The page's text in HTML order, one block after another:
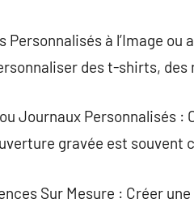
Personnalisés à l’Image ou
des t-shirts, des
Journaux Personnalisés :
gravée est souvent
Sur Mesure : Créer